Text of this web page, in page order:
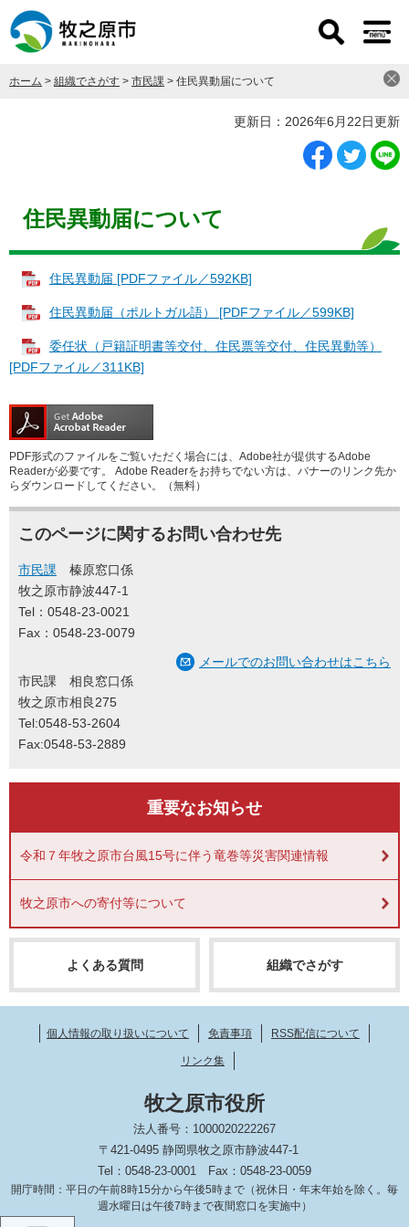
ー
先
ニ
をホーム > 組織でさがす > 市民課 > 住民異動届について
更新日：2026年6月22日更新
住民異動届について
住民異動届 [PDFファイル／592KB]
住民異動届（ポルトガル語） [PDFファイル／599KB]
委任状（戸籍証明書等交付、住民票等交付、住民異動等）
[PDFファイル／311KB]
PDF形式のファイルをご覧いただく場合には、Adobe社が提供するAdobe
Readerが必要です。
Adobe Readerをお持ちでない方は、バナーのリンク先か
らダウンロードしてください。（無料）
このページに関するお問い合わせ先
市民課
榛原窓口係
牧之原市静波447-1
Tel：0548-23-0021
Fax：0548-23-0079
メールでのお問い合わせはこちら
市民課 相良窓口係
牧之原市相良275
Tel:0548-53-2604
Fax:0548-53-2889
重要なお知らせ
令和７年牧之原市台風15号に伴う竜巻等災害関連情報
牧之原市への寄付等について
よくある質問 組織でさがす
個人情報の取り扱いについて 免責事項 RSS配信について
リンク集
牧之原市役所
法人番号：1000020222267
〒421-0495 静岡県牧之原市静波447-1
Tel：0548-23-0001
Fax：0548-23-0059
開庁時間：平日の午前8時15分から午後5時まで（祝休日・年末年始を除く。毎
週水曜日は午後7時まで夜間窓口を実施中）